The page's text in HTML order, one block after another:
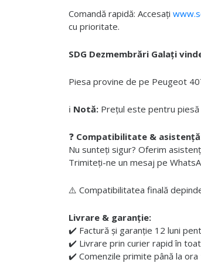
Comandă rapidă: Accesați
cu prioritate.
SDG Dezmembrări Galați
Piesa provine de pe Peugeot
ℹ️ Notă: Prețul este pentru
❓ Compatibilitate &
Nu sunteți sigur? Oferim
Trimiteți-ne un mesaj pe
⚠️ Compatibilitatea finală
Livrare & garanție:
✔️ Factură și garanție 12 luni
✔️ Livrare prin curier rapid în
✔️ Comenzile primite până la ora